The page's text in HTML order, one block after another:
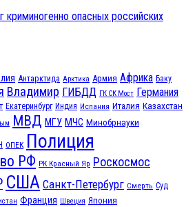
криминогенно опасных российских
Антарктида Арктика Армия Африка Баку
Владимир ГИБДД ГК СК Мост Германия
Екатеринбург Индия Испания Италия Казахстан
МВД МГУ МЧС Минобрнауки
ОПЕК Полиция
РФ РК Красный Яр Роскосмос
США Санкт-Петербург Смерть Суд
Франция Швеция Япония